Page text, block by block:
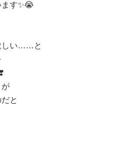
す✨️😭
しい……と
が
と